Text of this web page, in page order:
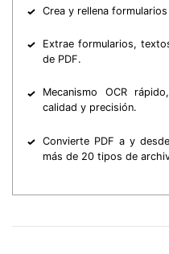
Crea y rellena
Extrae formularios,
de PDF.
Mecanismo OCR
calidad y precisión.
Convierte PDF a y
más de 20 tipos de